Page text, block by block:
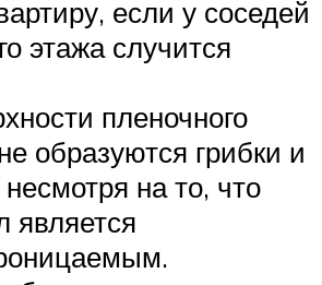
если у соседей
этажа случится
пленочного
образуются грибки и
на то, что
является